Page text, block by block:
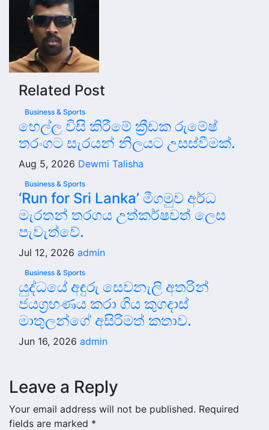
Related Post
Business & Sports
හෙල්ල විසි කිරීමේ ක්‍රීඩක රුමේෂ්
තරංගට සැරයන් නිලයට උසස්වීමක්.
Aug 5, 2026 Dewmi Talisha
Business & Sports
‘Run for Sri Lanka’ මීගමුව අර්ධ
මැරතන් තරගය උත්කර්ෂවත් ලෙස
පැවැත්වේ.
Jul 12, 2026 admin
Business & Sports
යුද්ධයේ අඳුරු සෙවනැලි අතරින්
ජයග්‍රහණය කරා ගිය කුගදාස්
මාතුලන්ගේ අසිරිමත් කතාව.
Jun 16, 2026 admin
Leave a Reply
Your email address will not be published. Required
fields are marked *